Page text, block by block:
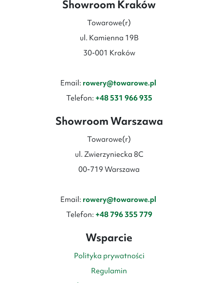
Showroom Kraków
Towarowe(r)
ul. Kamienna 19B
30-001 Kraków
Email: rowery@towarowe.pl
Telefon: +48 531 966 935
Showroom Warszawa
Towarowe(r)
ul. Zwierzyniecka 8C
00-719 Warszawa
Email: rowery@towarowe.pl
Telefon: +48 796 355 779
Wsparcie
Polityka prywatności
Regulamin